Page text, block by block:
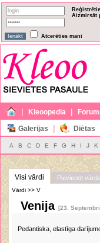
Aizmirsāt
Atcerēties mani
| Kleoopedia |
Galerijas | Diētas
A B C D E F G H I J K
Visi vārdi Pievienot
Vārdi >> V
Venija [23.
Pedantiska, elastīga